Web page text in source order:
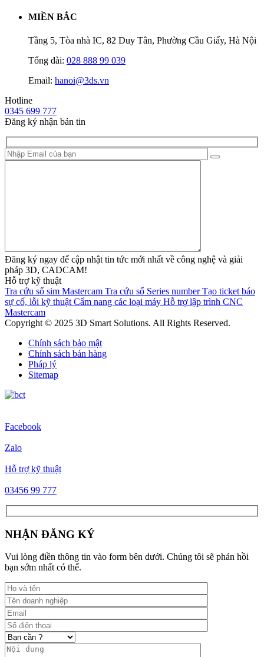
MIỀN BẮC
Tầng 5, Tòa nhà IC, 82 Duy Tân, Phường Cầu Giấy, Hà Nội
Tổng đài: 028 888 99 039
Email: hanoi@3ds.vn
Hotline
0345 699 777
Đăng ký nhận bản tin
Đăng ký ngay để cập nhật tin tức mới nhất về công nghệ và giải
pháp 3D, CADCAM!
Hỗ trợ kỹ thuật
Tra cứu số sim Mastercam Tra cứu số Series number Tạo ticket báo
sự cố, lỗi kỹ thuật Cẩm nang các loại máy Hỗ trợ lập trình CNC
Mastercam
Copyright © 2025 3D Smart Solutions. All Rights Reserved.
Chính sách bảo mật
Chính sách bán hàng
Pháp lý
Sitemap
Facebook
Zalo
Hỗ trợ kỹ thuật
03456 99 777
NHẬN ĐĂNG KÝ
Vui lòng điền thông tin vào form bên dưới. Chúng tôi sẽ phản hồi
bạn sớm nhất có thể.